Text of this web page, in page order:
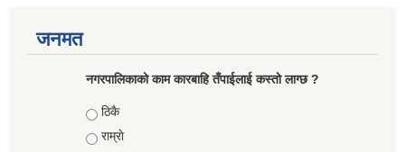
जनमत
नगरपालिकाको काम कारबाहि तँपाईलाई कस्तो लाग्छ ?
Choices
ठिकै
राम्राे